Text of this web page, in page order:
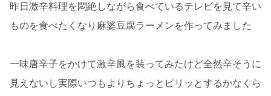
昨日激辛料理を悶絶しながら食べているテレビを見て辛い
ものを食べたくなり麻婆豆腐ラーメンを作ってみました
一味唐辛子をかけて激辛風を装ってみたけど全然辛そうに
見えないし実際いつもよりちょっとピリッとするかなくら